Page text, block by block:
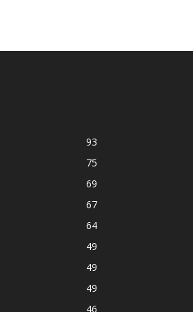
93
75
69
67
64
49
49
49
46